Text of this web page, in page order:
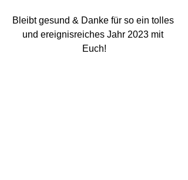
Bleibt gesund & Danke für so ein tolles
und ereignisreiches Jahr 2023 mit
Euch!